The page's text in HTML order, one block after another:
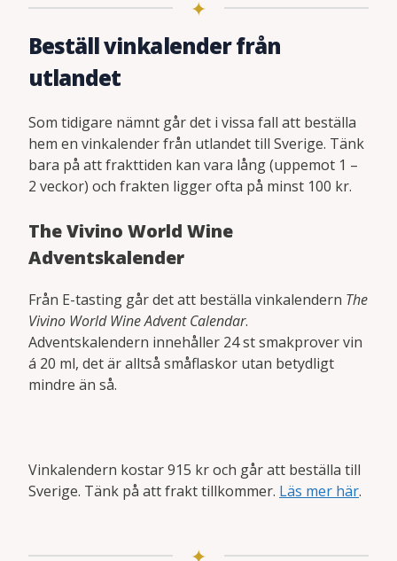
Beställ vinkalender från
utlandet
Som tidigare nämnt går det i vissa fall att beställa
hem en vinkalender från utlandet till Sverige. Tänk
bara på att frakttiden kan vara lång (uppemot 1 –
2 veckor) och frakten ligger ofta på minst 100 kr.
The Vivino World Wine
Adventskalender
Från E-tasting går det att beställa vinkalendern The
Vivino World Wine Advent Calendar.
Adventskalendern innehåller 24 st smakprover vin
á 20 ml, det är alltså småflaskor utan betydligt
mindre än så.
Vinkalendern kostar 915 kr och går att beställa till
Sverige. Tänk på att frakt tillkommer. Läs mer här.